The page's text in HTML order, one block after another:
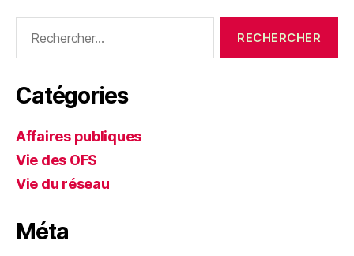
Catégories
Affaires publiques
Vie des OFS
Vie du réseau
Méta